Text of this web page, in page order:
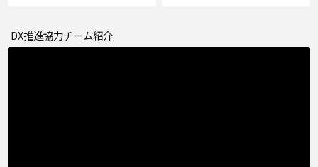
DX推進協力チーム紹介